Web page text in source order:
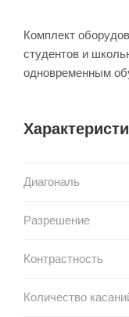
Комплект
студентов и
одновременным
Диагональ
Разрешение
Контрастность
Количество